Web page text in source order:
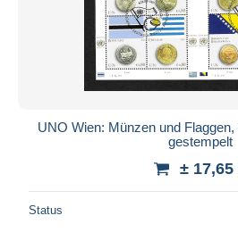
UNO Wien: Münzen und
gestempelt
± 17,65
Status